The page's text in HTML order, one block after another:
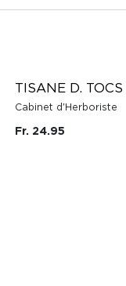
TISANE D. TOCS
Cabinet d'Herboriste
Fr. 24.95